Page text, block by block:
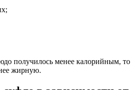
получилось менее калорийным, то
жирную.